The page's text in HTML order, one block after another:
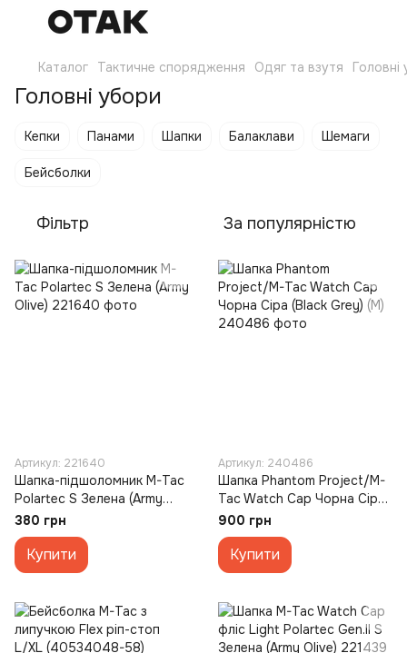
Каталог Тактичне спорядження Одяг та взутя Головні
Головні убори
Кепки Панами Шапки Балаклави Шемаги
Бейсболки
Фільтр За популярністю
Артикул: 221640
Шапка-підшоломник M-Tac
Polartec S Зелена (Army
Olive)
380 грн
Купити
Артикул: 240486
Шапка Phantom Project/M-
Tac Watch Cap Чорна Сіра
(Black Grey) (M)
900 грн
Купити